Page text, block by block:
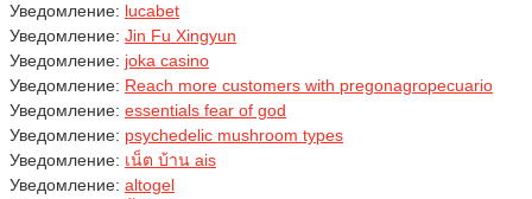
Уведомление: lucabet
Уведомление: Jin Fu Xingyun
Уведомление: joka casino
Уведомление: Reach more customers with pregonagropecuario
Уведомление: essentials fear of god
Уведомление: psychedelic mushroom types
Уведомление: เน็ต บ้าน ais
Уведомление: altogel